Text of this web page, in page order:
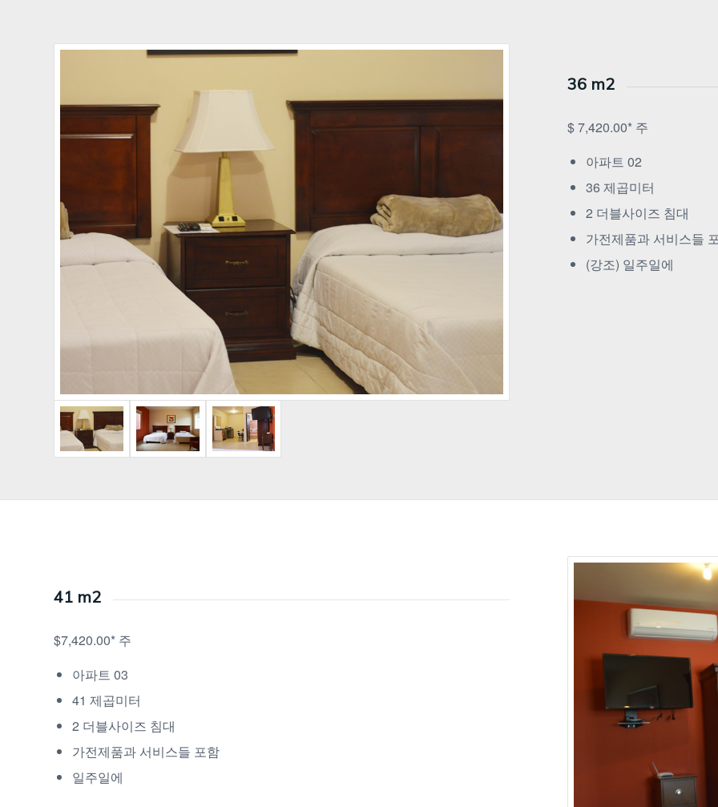
36 m2
$ 7,420.00* 주
아파트 02
36 제곱미터
2 더블사이즈 침대
가전제품과 서비스들
(강조) 일주일에
41 m2
$7,420.00* 주
아파트 03
41 제곱미터
2 더블사이즈 침대
가전제품과 서비스들 포함
일주일에